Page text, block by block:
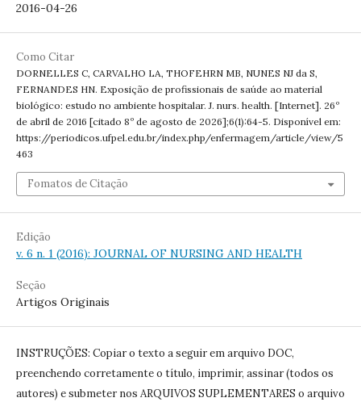
2016-04-26
Como Citar
DORNELLES C, CARVALHO LA, THOFEHRN MB, NUNES NJ da S,
FERNANDES HN. Exposição de profissionais de saúde ao material
biológico: estudo no ambiente hospitalar. J. nurs. health. [Internet]. 26º
de abril de 2016 [citado 8º de agosto de 2026];6(1):64-5. Disponível em:
https://periodicos.ufpel.edu.br/index.php/enfermagem/article/view/5
463
Fomatos de Citação
Edição
v. 6 n. 1 (2016): JOURNAL OF NURSING AND HEALTH
Seção
Artigos Originais
INSTRUÇÕES: Copiar o texto a seguir em arquivo DOC,
preenchendo corretamente o título, imprimir, assinar (todos os
autores) e submeter nos ARQUIVOS SUPLEMENTARES o arquivo